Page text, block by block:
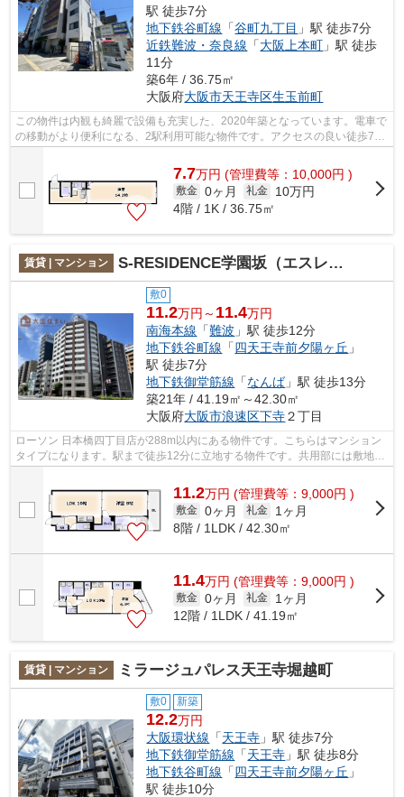
駅 徒歩7分
地下鉄谷町線 「谷町九丁目 」駅 徒歩7分
近鉄難波・奈良線 「大阪上本町 」駅 徒歩
11分
築6年 / 36.75㎡
大阪府大阪市天王寺区生玉前町
この物件は内観も綺麗で設備も充実した、2020年築となっています。電車で
の移動がより便利になる、2駅利用可能な物件です。アクセスの良い徒歩7分
7.7万円 (管理費等：10,000円 )
敷金 0ヶ月 礼金
10万円
4階 / 1K / 36.75㎡
賃貸 | マンション S-RESIDENCE学園坂（エスレジデンス学園坂）
敷0
11.2万円～ 11.4万円
南海本線 「難波 」駅 徒歩12分
地下鉄谷町線 「四天王寺前夕陽ヶ丘 」
駅 徒歩7分
地下鉄御堂筋線 「なんば」駅 徒歩13分
築21年 / 41.19㎡～42.30㎡
大阪府大阪市浪速区下寺２丁目
ローソン 日本橋四丁目店が288m以内にある物件です。こちらはマンション
タイプになります。駅まで徒歩12分に立地する物件です。共用部には敷地内
11.2万円 (管理費等：9,000円 )
敷金 0ヶ月 礼金
1ヶ月
8階 / 1LDK / 42.30㎡
11.4万円 (管理費等：9,000円 )
敷金 0ヶ月 礼金
1ヶ月
12階 / 1LDK / 41.19㎡
賃貸 | マンション ミラージュパレス天王寺堀越町
敷0 新築
12.2万円
大阪環状線 「天王寺 」駅 徒歩7分
地下鉄御堂筋線 「天王寺 」駅 徒歩8分
地下鉄谷町線 「四天王寺前夕陽ヶ丘 」
駅 徒歩10分